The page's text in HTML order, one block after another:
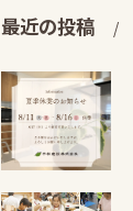
最近の投稿